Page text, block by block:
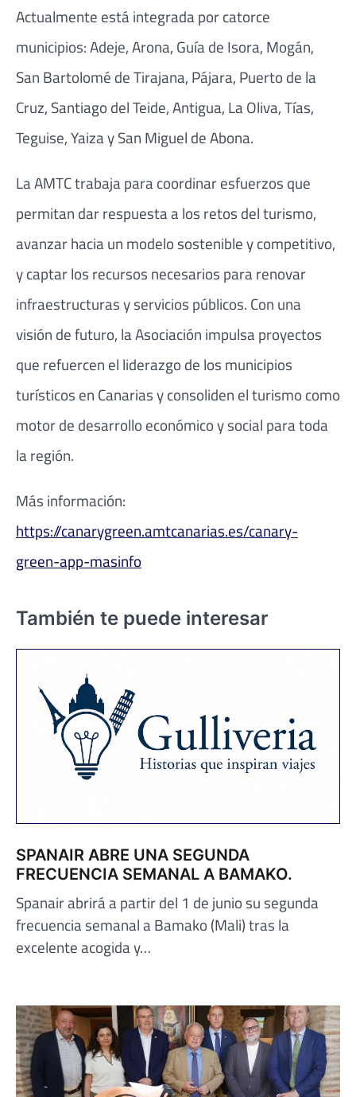
Actualmente está integrada por catorce
municipios: Adeje, Arona, Guía de Isora, Mogán,
San Bartolomé de Tirajana, Pájara, Puerto de la
Cruz, Santiago del Teide, Antigua, La Oliva, Tías,
Teguise, Yaiza y San Miguel de Abona.
La AMTC trabaja para coordinar esfuerzos que
permitan dar respuesta a los retos del turismo,
avanzar hacia un modelo sostenible y competitivo,
y captar los recursos necesarios para renovar
infraestructuras y servicios públicos. Con una
visión de futuro, la Asociación impulsa proyectos
que refuercen el liderazgo de los municipios
turísticos en Canarias y consoliden el turismo como
motor de desarrollo económico y social para toda
la región.
Más información:
https://canarygreen.amtcanarias.es/canary-
green-app-masinfo
También te puede interesar
SPANAIR ABRE UNA SEGUNDA
FRECUENCIA SEMANAL A BAMAKO.
Spanair abrirá a partir del 1 de junio su segunda
frecuencia semanal a Bamako (Mali) tras la
excelente acogida y…